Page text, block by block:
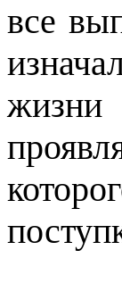
все